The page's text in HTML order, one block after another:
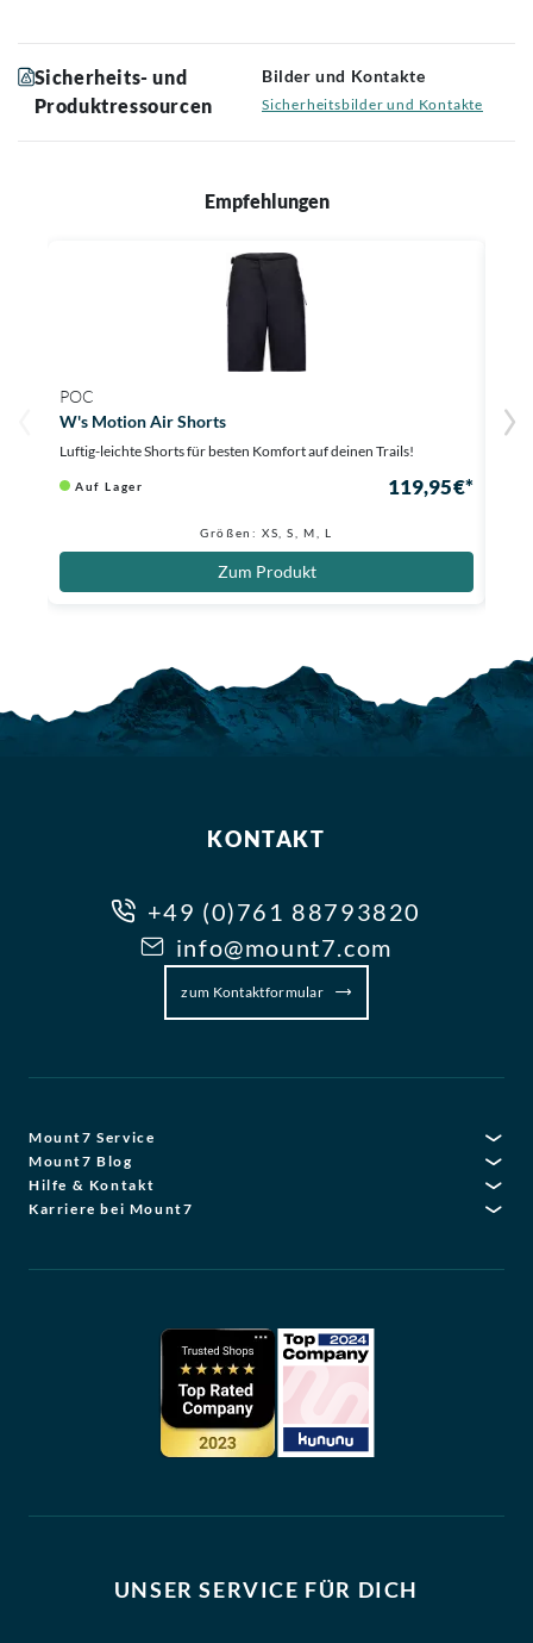
Sicherheits- und
Produktressourcen
Bilder und Kontakte
Sicherheitsbilder und Kontakte
Empfehlungen
POC
W's Motion Air Shorts
Luftig-leichte Shorts für besten Komfort auf deinen Trails!
Auf Lager 119,95 €*
Größen: XS, S, M, L
Zum Produkt
KONTAKT
+49 (0)761 88793820
info@mount7.com
zum Kontaktformular
Mount7 Service
Mount7 Blog
Hilfe & Kontakt
Karriere bei Mount7
UNSER SERVICE FÜR DICH